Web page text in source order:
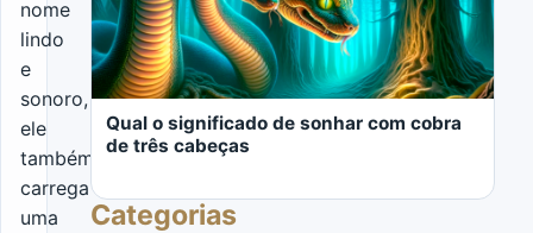
nome
lindo
e
sonoro,
ele
também
carrega
uma
LER MAIS
Qual o significado de sonhar com cobra
de três cabeças
Categorias